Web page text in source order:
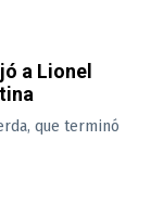
a Lionel
que terminó